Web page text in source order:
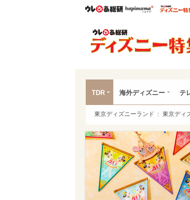
ウレぴあ総研ハピママ*
TDR 海外ディズニー テ
東京ディズニーランド 東京ディ